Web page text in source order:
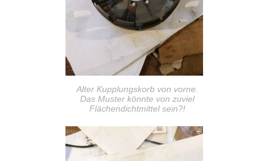
Alter Kupplungskorb von vorne.
Das Muster könnte von zuviel
Flächendichtmittel sein?!